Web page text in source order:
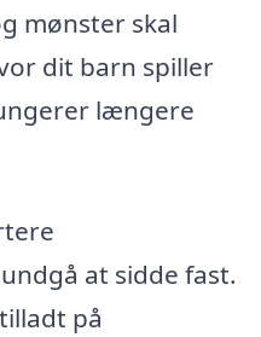
mønster skal
dit barn spiller
længere
at sidde fast.
på